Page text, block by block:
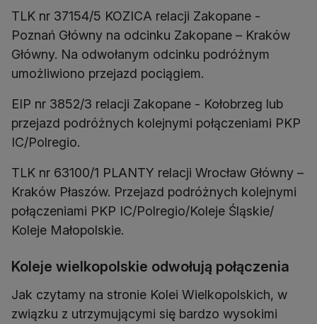
TLK nr 37154/5 KOZICA relacji Zakopane -
Poznań Główny na odcinku Zakopane – Kraków
Główny. Na odwołanym odcinku podróżnym
umożliwiono przejazd pociągiem.
EIP nr 3852/3 relacji Zakopane - Kołobrzeg lub
przejazd podróżnych kolejnymi połączeniami PKP
IC/Polregio.
TLK nr 63100/1 PLANTY relacji Wrocław Główny –
Kraków Płaszów. Przejazd podróżnych kolejnymi
połączeniami PKP IC/Polregio/Koleje Śląskie/
Koleje Małopolskie.
Koleje wielkopolskie odwołują połączenia
Jak czytamy na stronie Kolei Wielkopolskich, w
związku z utrzymującymi się bardzo wysokimi